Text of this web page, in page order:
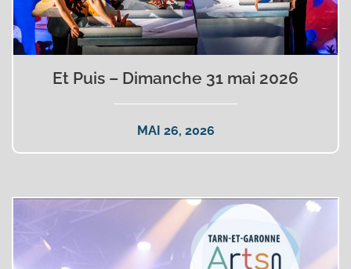
Et Puis – Dimanche 31 mai 2026
MAI 26, 2026